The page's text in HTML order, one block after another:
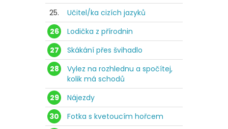
25.
Učitel/ka cizích jazyků
26
Lodička z přírodnin
27
Skákání přes švihadlo
28
Vylez na rozhlednu a spočítej,
kolik má schodů
29
Nájezdy
30
Fotka s kvetoucím hořcem